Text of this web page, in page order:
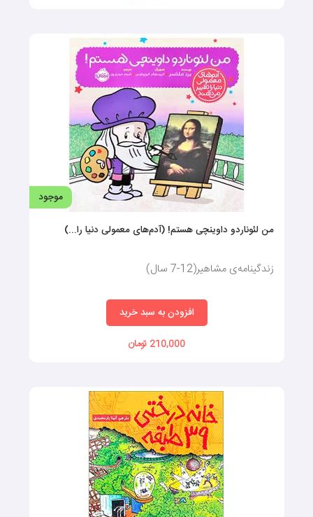
موجود
من لئوناردو داوینچی هستم! (آدم‌های معمولی دنیا را...)
زندگینامه‌ی مشاهیر(12-7 سال)
افزودن به سبد خرید
210,000 تومان